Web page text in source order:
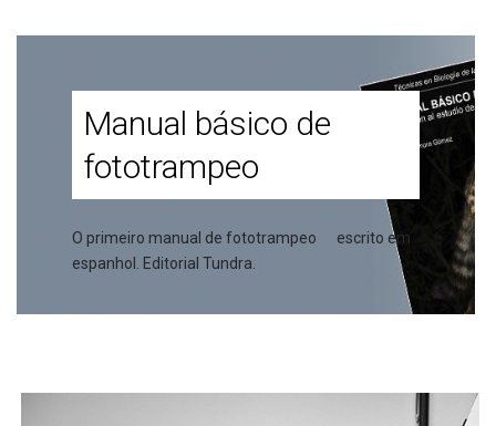
Manual básico de
fototrampeo
O primeiro manual de fototrampeo escrito em
espanhol. Editorial Tundra.